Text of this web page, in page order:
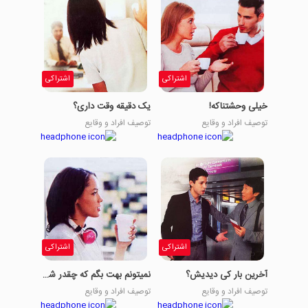
اشتراکی
خیلی وحشتناکه!
توصیف افراد و وقایع
اشتراکی
یک دقیقه وقت داری؟
توصیف افراد و وقایع
اشتراکی
آخرین بار کی دیدیش؟
توصیف افراد و وقایع
اشتراکی
نمیتونم بهت بگم که چقدر شرمنده هستم.
توصیف افراد و وقایع